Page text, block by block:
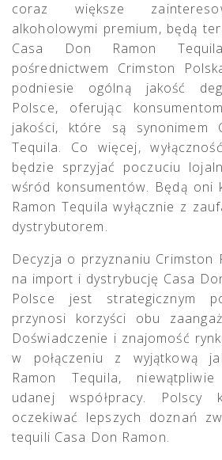
coraz większe
alkoholowymi premium, będą
Casa Don Ramon
pośrednictwem Crimston
podniesie ogólną jakość
Polsce, oferując
jakości, które są synonimem
Tequila. Co więcej,
będzie sprzyjać poczuciu
wśród konsumentów. Będą oni
Ramon Tequila wyłącznie z
dystrybutorem.
Decyzja o przyznaniu Crimston
na import i dystrybucję Casa
Polsce jest strategicznym
przynosi korzyści obu
Doświadczenie i znajomość
w połączeniu z wyjątkową
Ramon Tequila,
udanej współpracy. Polscy
oczekiwać lepszych doznań
tequili Casa Don Ramon.